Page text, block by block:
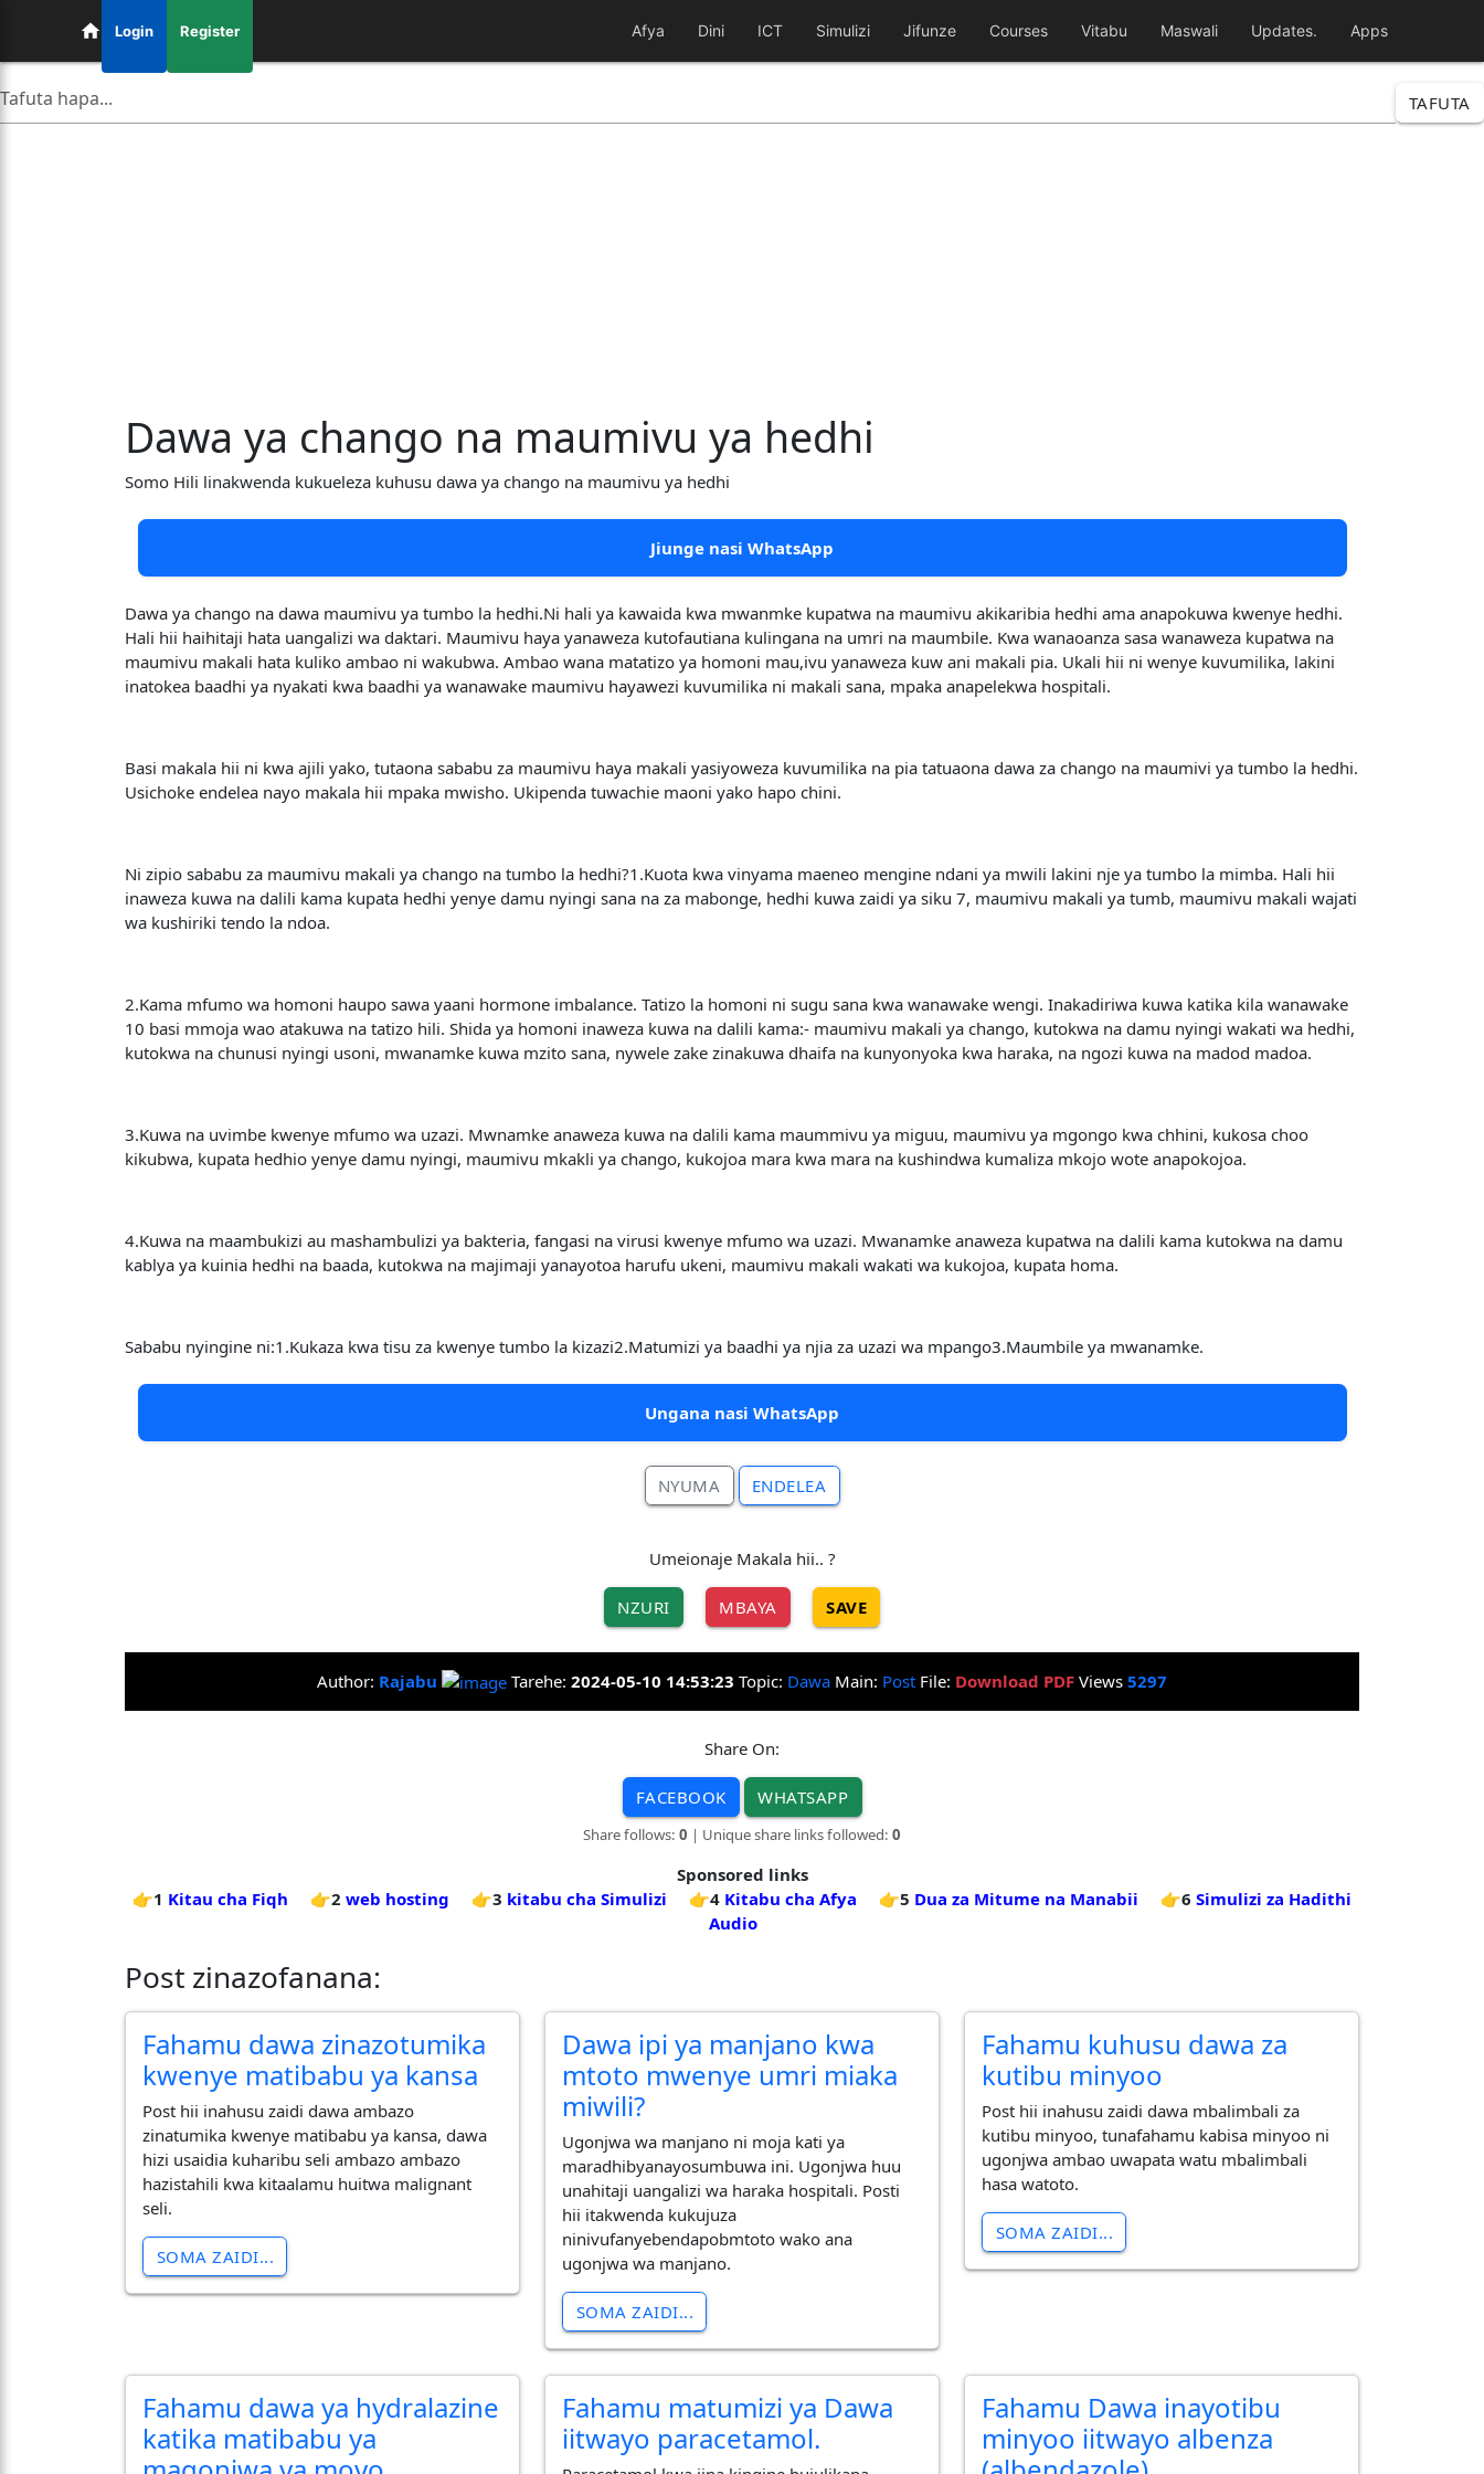
Login Register Afya Dini ICT Simulizi Jifunze Courses Vitabu Maswali Updates. Apps
TAFUTA
Dawa ya chango na maumivu ya hedhi
Somo Hili linakwenda kukueleza kuhusu dawa ya chango na maumivu ya hedhi
Jiunge nasi WhatsApp
Dawa ya chango na dawa maumivu ya tumbo la hedhi.Ni hali ya kawaida kwa mwanmke kupatwa na maumivu akikaribia hedhi ama anapokuwa kwenye hedhi.
Hali hii haihitaji hata uangalizi wa daktari. Maumivu haya yanaweza kutofautiana kulingana na umri na maumbile. Kwa wanaoanza sasa wanaweza kupatwa na
maumivu makali hata kuliko ambao ni wakubwa. Ambao wana matatizo ya homoni mau,ivu yanaweza kuw ani makali pia. Ukali hii ni wenye kuvumilika, lakini
inatokea baadhi ya nyakati kwa baadhi ya wanawake maumivu hayawezi kuvumilika ni makali sana, mpaka anapelekwa hospitali.
Basi makala hii ni kwa ajili yako, tutaona sababu za maumivu haya makali yasiyoweza kuvumilika na pia tatuaona dawa za chango na maumivi ya tumbo la hedhi.
Usichoke endelea nayo makala hii mpaka mwisho. Ukipenda tuwachie maoni yako hapo chini.
Ni zipio sababu za maumivu makali ya chango na tumbo la hedhi?1.Kuota kwa vinyama maeneo mengine ndani ya mwili lakini nje ya tumbo la mimba. Hali hii
inaweza kuwa na dalili kama kupata hedhi yenye damu nyingi sana na za mabonge, hedhi kuwa zaidi ya siku 7, maumivu makali ya tumb, maumivu makali wajati
wa kushiriki tendo la ndoa.
2.Kama mfumo wa homoni haupo sawa yaani hormone imbalance. Tatizo la homoni ni sugu sana kwa wanawake wengi. Inakadiriwa kuwa katika kila wanawake
10 basi mmoja wao atakuwa na tatizo hili. Shida ya homoni inaweza kuwa na dalili kama:- maumivu makali ya chango, kutokwa na damu nyingi wakati wa hedhi,
kutokwa na chunusi nyingi usoni, mwanamke kuwa mzito sana, nywele zake zinakuwa dhaifa na kunyonyoka kwa haraka, na ngozi kuwa na madod madoa.
3.Kuwa na uvimbe kwenye mfumo wa uzazi. Mwnamke anaweza kuwa na dalili kama maummivu ya miguu, maumivu ya mgongo kwa chhini, kukosa choo
kikubwa, kupata hedhio yenye damu nyingi, maumivu mkakli ya chango, kukojoa mara kwa mara na kushindwa kumaliza mkojo wote anapokojoa.
4.Kuwa na maambukizi au mashambulizi ya bakteria, fangasi na virusi kwenye mfumo wa uzazi. Mwanamke anaweza kupatwa na dalili kama kutokwa na damu
kablya ya kuinia hedhi na baada, kutokwa na majimaji yanayotoa harufu ukeni, maumivu makali wakati wa kukojoa, kupata homa.
Sababu nyingine ni:1.Kukaza kwa tisu za kwenye tumbo la kizazi2.Matumizi ya baadhi ya njia za uzazi wa mpango3.Maumbile ya mwanamke.
Ungana nasi WhatsApp
NYUMA ENDELEA
Umeionaje Makala hii.. ?
NZURI MBAYA SAVE
Author: Rajabu Tarehe: 2024-05-10 14:53:23 Topic: Dawa Main: Post File: Download PDF Views 5297
Share On:
FACEBOOK WHATSAPP
Share follows: 0 | Unique share links followed: 0
Sponsored links
👉1 Kitau cha Fiqh 👉2 web hosting 👉3 kitabu cha Simulizi 👉4 Kitabu cha Afya 👉5 Dua za Mitume na Manabii 👉6 Simulizi za Hadithi
Audio
Post zinazofanana:
Fahamu dawa zinazotumika
kwenye matibabu ya kansa
Post hii inahusu zaidi dawa ambazo
zinatumika kwenye matibabu ya kansa, dawa
hizi usaidia kuharibu seli ambazo ambazo
hazistahili kwa kitaalamu huitwa malignant
seli.
SOMA ZAIDI...
Dawa ipi ya manjano kwa
mtoto mwenye umri miaka
miwili?
Ugonjwa wa manjano ni moja kati ya
maradhibyanayosumbuwa ini. Ugonjwa huu
unahitaji uangalizi wa haraka hospitali. Posti
hii itakwenda kukujuza
ninivufanyebendapobmtoto wako ana
ugonjwa wa manjano.
SOMA ZAIDI...
Fahamu kuhusu dawa za
kutibu minyoo
Post hii inahusu zaidi dawa mbalimbali za
kutibu minyoo, tunafahamu kabisa minyoo ni
ugonjwa ambao uwapata watu mbalimbali
hasa watoto.
SOMA ZAIDI...
Fahamu dawa ya hydralazine
katika matibabu ya
Fahamu matumizi ya Dawa
iitwayo paracetamol.
Fahamu Dawa inayotibu
minyoo iitwayo albenza